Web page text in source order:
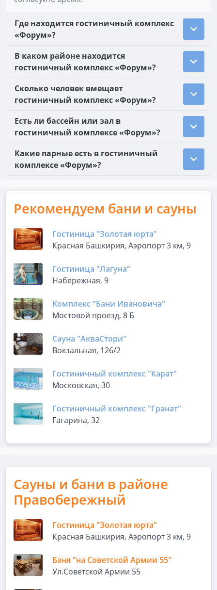
Где находится гостиничный комплекс
«Форум»?
В каком районе находится
гостиничный комплекс «Форум»?
Сколько человек вмещает
гостиничный комплекс «Форум»?
Есть ли бассейн или зал в
гостиничный комплексе «Форум»?
Какие парные есть в гостиничный
комплексе «Форум»?
Рекомендуем бани и сауны
Гостиница "Золотая юрта"
Красная Башкирия, Аэропорт 3 км, 9
Гостиница "Лагуна"
Набережная, 9
Комплекс "Бани Ивановича"
Мостовой проезд, 8 Б
Сауна "АкваСтори"
Вокзальная, 126/2
Гостиничный комплекс "Карат"
Московская, 30
Гостиничный комплекс "Гранат"
Гагарина, 32
Сауны и бани в районе
Правобережный
Гостиница "Золотая юрта"
Красная Башкирия, Аэропорт 3 км, 9
Баня "на Советской Армии 55"
Ул.Советской Армии 55